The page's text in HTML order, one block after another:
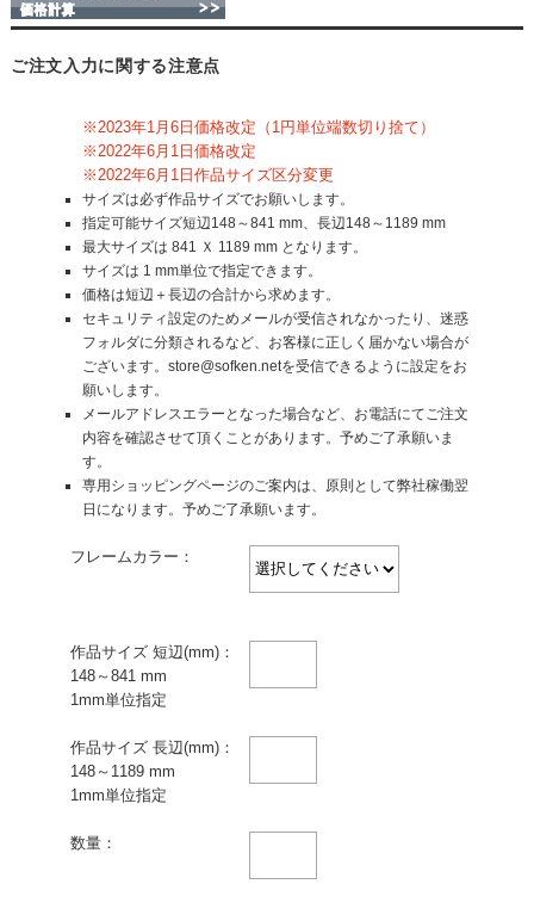
ご注文入力に関する注意点
※2023年1月6日価格改定（1円単位端数切り捨て）
※2022年6月1日価格改定
※2022年6月1日作品サイズ区分変更
サイズは必ず作品サイズでお願いします。
指定可能サイズ短辺148～841 mm、長辺148～1189 mm
最大サイズは 841 Ｘ 1189 mm となります。
サイズは 1 mm単位で指定できます。
価格は短辺＋長辺の合計から求めます。
セキュリティ設定のためメールが受信されなかったり、迷惑
フォルダに分類されるなど、お客様に正しく届かない場合が
ございます。store@sofken.netを受信できるように設定をお
願いします。
メールアドレスエラーとなった場合など、お電話にてご注文
内容を確認させて頂くことがあります。予めご了承願いま
す。
専用ショッピングページのご案内は、原則として弊社稼働翌
日になります。予めご了承願います。
フレームカラー：
作品サイズ 短辺(mm)：
148～841 mm
1mm単位指定
作品サイズ 長辺(mm)：
148～1189 mm
1mm単位指定
数量：